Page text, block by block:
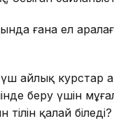
ғана ел
айлық курстар
беру үшін
қалай